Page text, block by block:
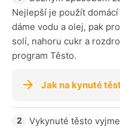
Nejlepší je použít
dáme vodu a olej, pak
solí, nahoru cukr a
program Těsto.
Jak na kynuté
Vykynuté těsto